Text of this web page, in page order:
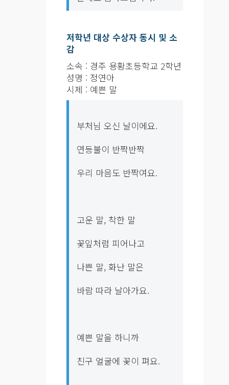
저학년 대상 수상자 동시 및 소
감
소속 : 경주 용황초등학교 2학년
성명 : 정연아
시제 : 예쁜 말
부처님 오신 날이에요.
연등불이 반짝반짝
우리 마음도 반짝여요.
고운 말, 착한 말
꽃잎처럼 피어나고
나쁜 말, 화난 말은
바람 따라 날아가요.
예쁜 말을 하니까
친구 얼굴에 꽃이 펴요.